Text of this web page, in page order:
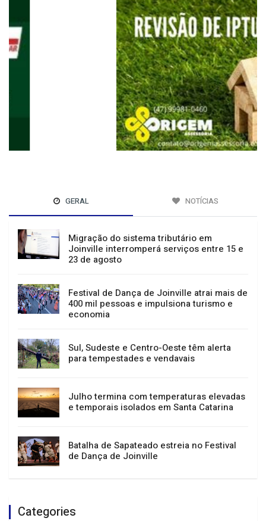
GERAL NOTÍCIAS
Migração do sistema tributário em
Joinville interromperá serviços entre 15 e
23 de agosto
Festival de Dança de Joinville atrai mais de
400 mil pessoas e impulsiona turismo e
economia
Sul, Sudeste e Centro-Oeste têm alerta
para tempestades e vendavais
Julho termina com temperaturas elevadas
e temporais isolados em Santa Catarina
de Dança de Joinville